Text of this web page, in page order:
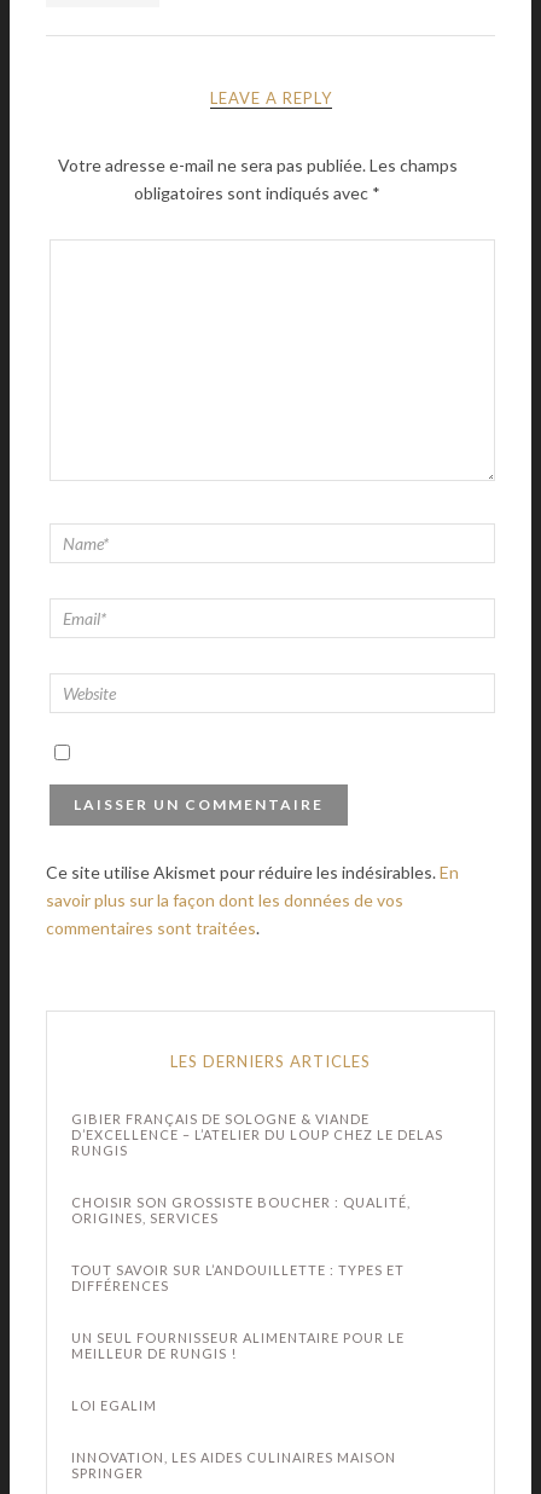
LEAVE A REPLY
Votre adresse e-mail ne sera pas publiée.Les champs
obligatoires sont indiqués avec *
Ce site utilise Akismet pour réduire les indésirables.En
savoir plus sur la façon dont les données de vos
commentaires sont traitées.
LES DERNIERS ARTICLES
GIBIER FRANÇAIS DE SOLOGNE & VIANDE
D’EXCELLENCE – L’ATELIER DU LOUP CHEZ LE DELAS
RUNGIS
CHOISIR SON GROSSISTE BOUCHER : QUALITÉ,
ORIGINES, SERVICES
TOUT SAVOIR SUR L’ANDOUILLETTE : TYPES ET
DIFFÉRENCES
UN SEUL FOURNISSEUR ALIMENTAIRE POUR LE
MEILLEUR DE RUNGIS !
LOI EGALIM
INNOVATION, LES AIDES CULINAIRES MAISON
SPRINGER